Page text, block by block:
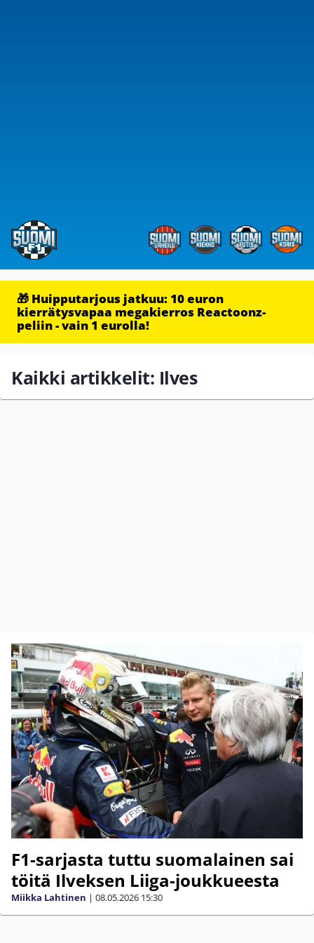
🎁 Huipputarjous jatkuu: 10 euron
kierrätysvapaa megakierros Reactoonz-
peliin - vain 1 eurolla!
Kaikki artikkelit: Ilves
F1-sarjasta tuttu suomalainen sai
töitä Ilveksen Liiga-joukkueesta
Miikka Lahtinen | 08.05.2026 15:30